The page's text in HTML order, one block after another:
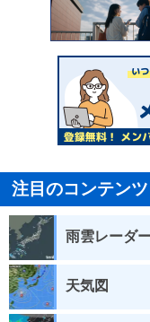
注目のコンテンツ
雨雲レーダ
天気図